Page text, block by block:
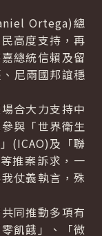
Ortega)總
高度支持，再
總統信賴及留
尼兩國邦誼穩
合大力支持中
與「世界衛生
(ICAO)及「聯
推案訴求，一
仗義執言，殊
同推動多項有
飢餓」、「微